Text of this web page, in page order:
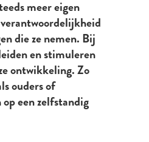
meer eigen
die ze nemen. Bij
en stimuleren
ontwikkeling. Zo
ouders of
een zelfstandig